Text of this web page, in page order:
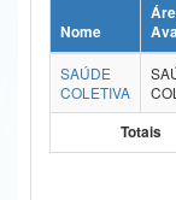
Ministério da Ciência,
Ministério do Meio
Ministério do Turismo
Nome
SAÚDE
COLETIVA
Totais